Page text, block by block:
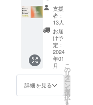
際に
は、料
金は発
生しま
せん。
ない、
NO!と
言い慣
れる、
言われ
慣れる
スモー
ルス
テップ
③正し
い情報
材料・
原料＞
水、グ
リセリ
ン、ペ
ンチレ
ングリ
コー
ル、キ
ンガ
ム、ア
されま
す。 商
品開封
前には
必ずお
届けの
リター
ンに貼
付され
たラベ
ルや注
報告を
させて
いただ
く予定
です。
※視聴期
間・回
数に期
限はご
ざいま
せん。
せ歓
迎】 ①
お礼
メール
②お礼
動画 感
謝の気
持ちを
込めて
お送り
しま
す。 ※3
分〜5分
支援
者：
13人
お届
け予
定：
2024
年01
月
詳細を見る
こ
の
リ
タ
ー
ン
を
選
択
す